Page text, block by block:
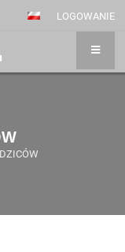
LOGOWANIE